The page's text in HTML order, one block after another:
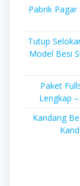
Pabrik
Tutup
Model Besi
Paket
Lengkap
Kandang